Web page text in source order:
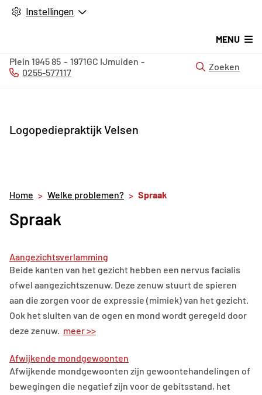
Instellingen
Logopediepraktijk Velsen
MENU
Plein 194585 1971GC IJmuiden
Tel:
0255-577117
Zoeken
Home Welke problemen? Spraak
Spraak
Aangezichtsverlamming
Beide kanten van het gezicht hebben een nervus facialis
ofwel aangezichtszenuw. Deze zenuw stuurt de spieren
aan die zorgen voor de expressie (mimiek) van het gezicht.
Ook het sluiten van de ogen en mond wordt geregeld door
deze zenuw. meer >>
Afwijkende mondgewoonten
Afwijkende mondgewoonten zijn gewoontehandelingen of
bewegingen die negatief zijn voor de gebitsstand, het